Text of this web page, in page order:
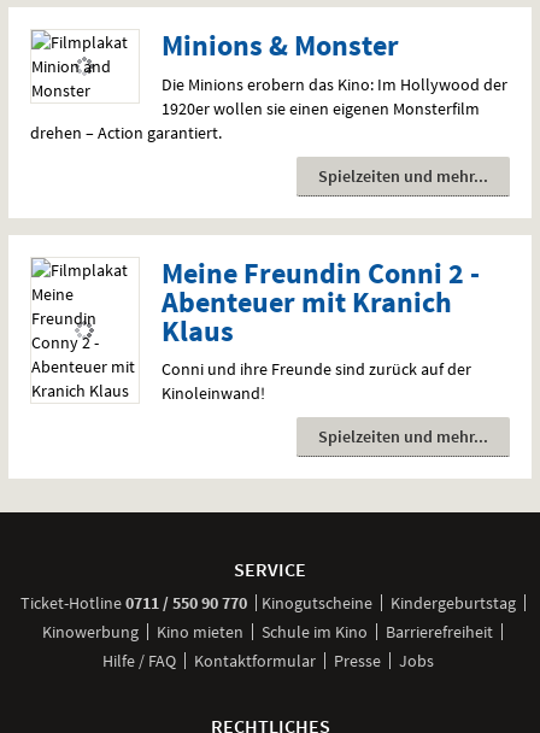
Minions & Monster
Die Minions erobern das Kino: Im Hollywood der
1920er wollen sie einen eigenen Monsterfilm
drehen – Action garantiert.
Spielzeiten und mehr
Meine Freundin Conni 2 -
Abenteuer mit Kranich
Klaus
Conni und ihre Freunde sind zurück auf der
Kinoleinwand!
Spielzeiten und mehr
SERVICE
Ticket-Hotline0711 / 550 90 770anrufen
Kinogutscheine
Kindergeburtstag
Kinowerbung
Kino mieten Schule im Kino
Barrierefreiheit
Hilfe / FAQ
Kontaktformular Presse Jobs
RECHTLICHES